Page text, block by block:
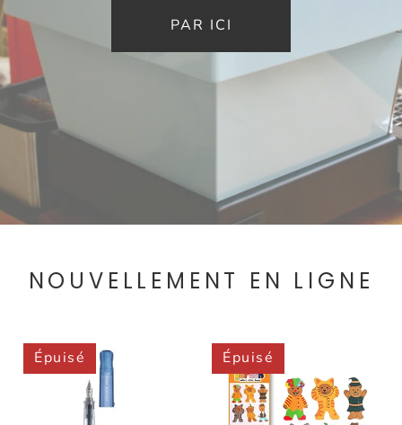
PAR ICI
NOUVELLEMENT EN LIGNE
Épuisé Épuisé